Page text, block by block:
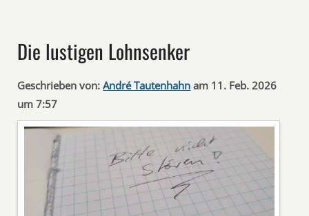
Die lustigen Lohnsenker
Geschrieben von: André Tautenhahn am 11. Feb. 2026
um 7:57